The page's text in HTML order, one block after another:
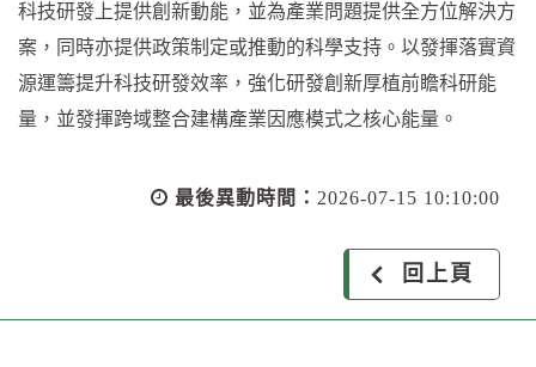
科技研發上提供創新動能，並為產業問題提供全方位解決方
案，同時亦提供政策制定或推動的科學支持。以發揮落實資
源運籌提升科技研發效率，強化研發創新厚植前瞻科研能
量，並發揮跨域整合建構產業因應模式之核心能量。
最後異動時間： 2026-07-15 10:10:00
回上頁